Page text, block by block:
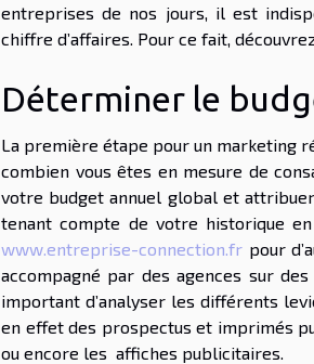
entreprises de nos jours, il est
chiffre d’affaires. Pour ce fait,
Déterminer le
La première étape pour un marketing
combien vous êtes en mesure de
votre budget annuel global et
tenant compte de votre historique
www.entreprise-connection.fr pour
accompagné par des agences sur
important d’analyser les différents
en effet des prospectus et imprimés
ou encore les affiches publicitaires.